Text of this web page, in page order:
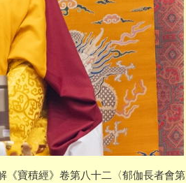
寶積經》卷第八十二〈郁伽長者會第